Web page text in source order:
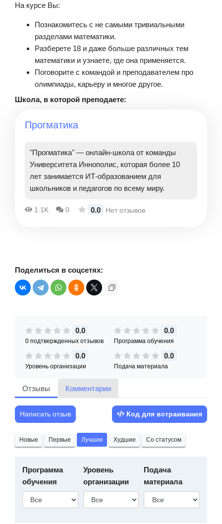
На курсе Вы:
Познакомитесь с не самыми тривиальными
разделами математики.
Разберете 18 и даже больше различных тем
математики и узнаете, где она применяется.
Поговорите с командой и преподавателем про
олимпиады, карьеру и многое другое.
Школа, в которой преподаете:
Прогматика
"Прогматика" — онлайн-школа от команды
Университета Иннополис, которая более 10
лет занимается ИТ-образованием для
школьников и педагогов по всему миру.
1.1K 0 0.0 Нет отзывов
Поделиться в соцсетях:
0.0
0 подтвержденных отзывов
0.0
Программа обучения
0.0
Уровень организации
0.0
Подача материала
Отзывы Комментарии
Написать отзыв Код для встраивания
Новые Первые Лучшие Худшие Со статусом
Программа
обучения
Уровень
организации
Подача
материала